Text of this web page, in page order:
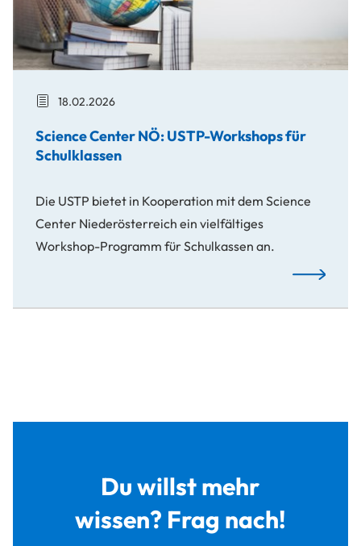
18.02.2026
Science Center NÖ: USTP-Workshops für
Schulklassen
Die USTP bietet in Kooperation mit dem Science
Center Niederösterreich ein vielfältiges
Workshop-Programm für Schulkassen an.
Science
Du willst mehr
wissen? Frag nach!